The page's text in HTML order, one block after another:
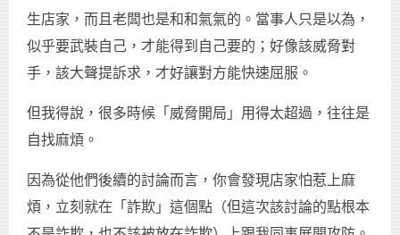
生店家，而且老闆也是和和氣氣的。當事人只是以為，
似乎要武裝自己，才能得到自己要的；好像該威脅對
手，該大聲提訴求，才好讓對方能快速屈服。
但我得說，很多時候「威脅開局」用得太超過，往往是
自找麻煩。
因為從他們後續的討論而言，你會發現店家怕惹上麻
煩，立刻就在「詐欺」這個點（但這次該討論的點根本